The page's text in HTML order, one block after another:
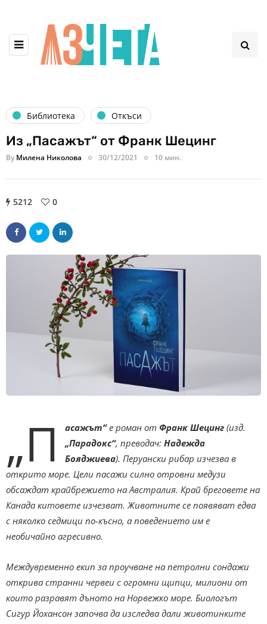
Библиотека Откъси
Из „Пасажът“ от Франк Шецинг
By Милена Николова 30/12/2021 10 мин.
5212 0
„П асажът“е роман от Франк Шецинг (изд.
„Парадокс“, преводач: Надежда
Бояджиева). Перуански рибар изчезва в
открито море. Цели пасажи силно отровни медузи
обсаждат крайбрежието на Австралия. Край бреговете на
Канада китовете изчезват. Животните се появяват едва
с няколко седмици по-късно, а поведението им е
необичайно агресивно.
Междувременно екип за проучване на петролни сондажи
открива странни червеи с огромни щипци, милиони от
които разравят дъното на Норвежко море. Биологът
Сигур Йохансон започва да изследва дали животинките